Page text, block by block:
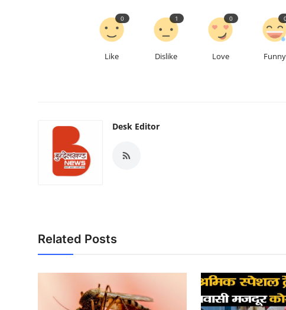
Like
0
Dislike
1
Love
0
Funny
Desk Editor
Related Posts